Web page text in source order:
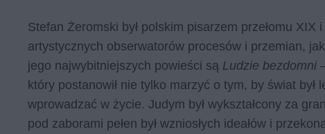
Stefan Żeromski był polskim pisarzem przełomu
artystycznych obserwatorów procesów i przemian,
jego najwybitniejszych powieści są Ludzie bezdomni
który postanowił nie tylko marzyć o tym, by świat
wprowadzać w życie. Judym był wykształcony za
pod zaborami pełen był wzniosłych ideałów i